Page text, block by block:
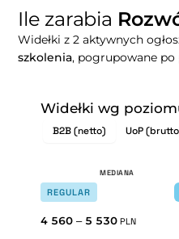
Ile zarabia
Widełki z 2 aktywnych
szkolenia, pogrupowane po
Widełki wg
B2B (netto) UoP
REGULAR
4 560 – 5 530 PLN